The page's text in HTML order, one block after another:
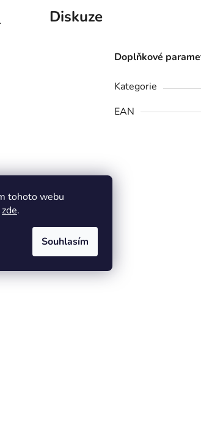
tohoto webu
zde.
Souhlasím
Diskuze
Doplňkové
Kategorie
EAN